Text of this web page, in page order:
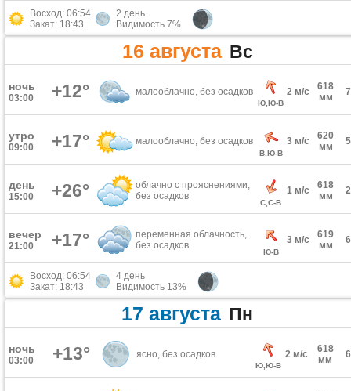
Восход: 06:54
Закат: 18:43
2 день
Видимость 7%
16 августа Вс
ночь
03:00 +12° малооблачно, без осадков
Ю,Ю-В
2 м/с
618
мм
утро
09:00 +17° малооблачно, без осадков
В,Ю-В
3 м/с
620
мм
день
15:00 +26°
облачно с прояснениями,
без осадков
С,С-В
1 м/с
618
мм
вечер
21:00 +17°
переменная облачность,
без осадков
Ю-В
3 м/с
619
мм
Восход: 06:54
Закат: 18:43
4 день
Видимость 13%
17 августа Пн
ночь
03:00 +13° ясно, без осадков
Ю,Ю-В
2 м/с
618
мм